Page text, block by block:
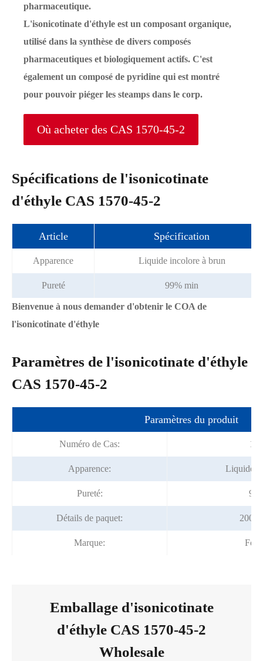
pharmaceutique.
L'isonicotinate d'éthyle est un composant organique,
utilisé dans la synthèse de divers composés
pharmaceutiques et biologiquement actifs. C'est
également un composé de pyridine qui est montré
pour pouvoir piéger les steamps dans le corp.
Où acheter des CAS 1570-45-2
Spécifications de l'isonicotinate
d'éthyle CAS 1570-45-2
Article Spécification
Apparence Liquide incolore à brun
Pureté 99% min
Bienvenue à nous demander d'obtenir le COA de
l'isonicotinate d'éthyle
Paramètres de l'isonicotinate d'éthyle
CAS 1570-45-2
Paramètres du produit
Numéro de Cas:
Apparence: Liquide
Pureté:
Détails de paquet:
Marque:
Emballage d'isonicotinate
d'éthyle CAS 1570-45-2
Wholesale